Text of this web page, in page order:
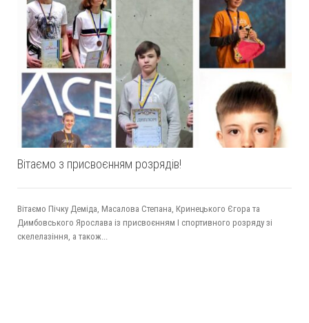
Вітаємо з присвоєнням розрядів!
Вітаємо Пічку Деміда, Масалова Степана, Кринецького Єгора та
Димбовського Ярослава із присвоєнням І спортивного розряду зі
скелелазіння, а також...